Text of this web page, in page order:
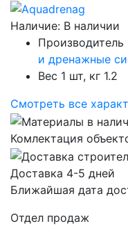
Наличие: В наличии
Производитель
и дренажные
Вес 1 шт, кг 1.2
Смотреть все
Комлектация
Доставка 4-5 дней
Ближайшая дата
Отдел продаж